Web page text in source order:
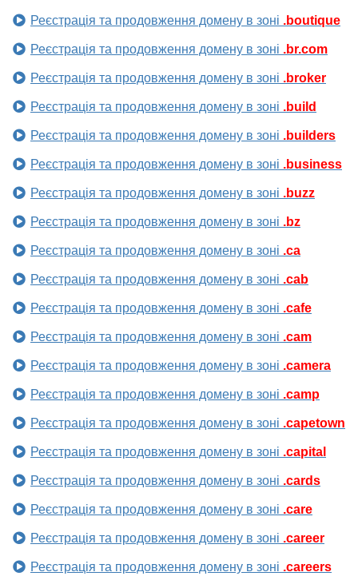
Реєстрація та продовження домену в зоні .boutique
Реєстрація та продовження домену в зоні .br.com
Реєстрація та продовження домену в зоні .broker
Реєстрація та продовження домену в зоні .build
Реєстрація та продовження домену в зоні .builders
Реєстрація та продовження домену в зоні .business
Реєстрація та продовження домену в зоні .buzz
Реєстрація та продовження домену в зоні .bz
Реєстрація та продовження домену в зоні .ca
Реєстрація та продовження домену в зоні .cab
Реєстрація та продовження домену в зоні .cafe
Реєстрація та продовження домену в зоні .cam
Реєстрація та продовження домену в зоні .camera
Реєстрація та продовження домену в зоні .camp
Реєстрація та продовження домену в зоні .capetown
Реєстрація та продовження домену в зоні .capital
Реєстрація та продовження домену в зоні .cards
Реєстрація та продовження домену в зоні .care
Реєстрація та продовження домену в зоні .career
Реєстрація та продовження домену в зоні .careers